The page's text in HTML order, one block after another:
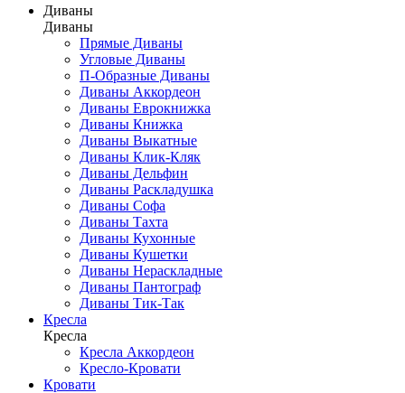
Диваны
Диваны
Прямые Диваны
Угловые Диваны
П-Образные Диваны
Диваны Аккордеон
Диваны Еврокнижка
Диваны Книжка
Диваны Выкатные
Диваны Клик-Кляк
Диваны Дельфин
Диваны Раскладушка
Диваны Софа
Диваны Тахта
Диваны Кухонные
Диваны Кушетки
Диваны Нераскладные
Диваны Пантограф
Диваны Тик-Так
Кресла
Кресла
Кресла Аккордеон
Кресло-Кровати
Кровати